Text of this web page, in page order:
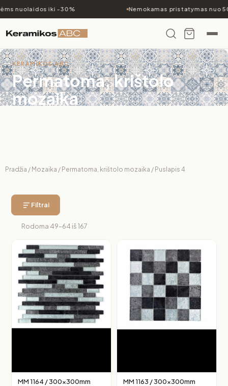
nuolaidos iki -30% Nemokamas pristatymas nuo
KERAMIKOS ABC
Permatoma, krištolo
mozaika
Pradžia / Mozaika / Permatoma, krištolo mozaika / Puslapis 4
Filtrai
Rodoma 49–64 iš 167
MM 1164 / 300x300mm MM 1163 / 300x300mm